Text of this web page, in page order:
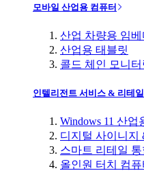
모바일 산업용 컴퓨터
산업 차량용 임베
산업용 태블릿
콜드 체인 모니
인텔리전트 서비스 & 리테일
Windows 11 산업
디지털 사이니지
스마트 리테일
올인원 터치 컴